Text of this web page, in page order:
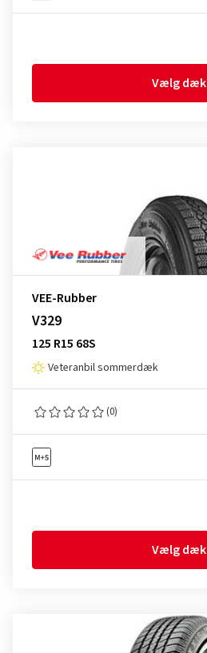
Vælg dæk
VEE-Rubber
V329
125 R15 68S
Veteranbil sommerdæk
(0)
Vælg dæk